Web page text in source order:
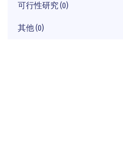
可行性研究 (0)
其他 (0)